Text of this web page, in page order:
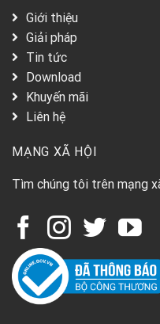
Giới thiệu
Giải pháp
Tin tức
Download
Khuyến mãi
Liên hệ
MẠNG XÃ HỘI
Tìm chúng tôi trên mạng